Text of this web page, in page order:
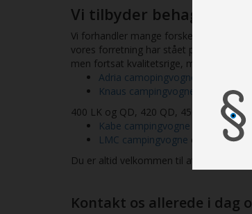
Vi tilbyder behagelig
Vi forhandler mange forskellige typer
vores forretning har stået på egne ben
men fortsat kvalitetsrige, modeller. I
Adria camopingvogne
Knaus campingvogne
og deres
400 LK og QD, 420 QD, 450 FU, 460
Kabe campingvogne og deres
LMC campingvogne og deres
Du er altid velkommen til at besøge
Kontakt os allerede i dag